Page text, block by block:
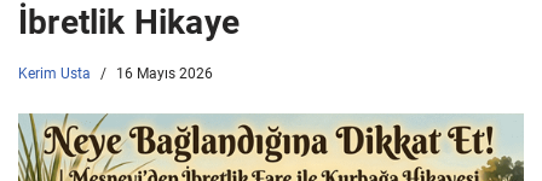
İbretlik Hikaye
Kerim Usta 16 Mayıs 2026